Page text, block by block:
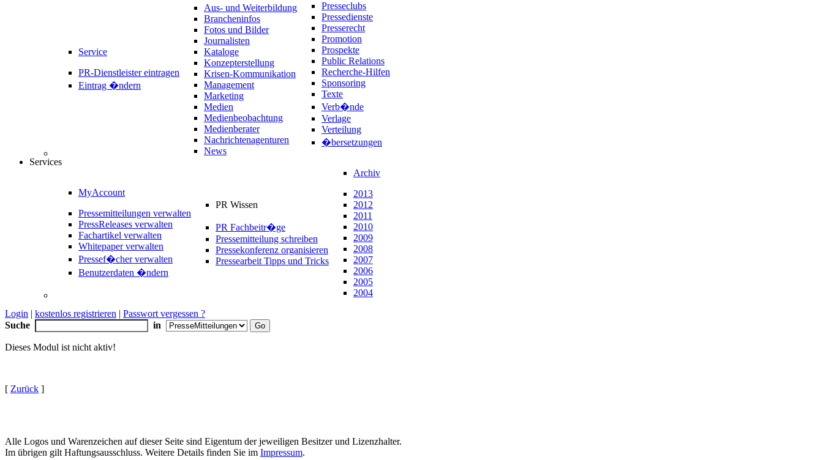
Service
PR-Dienstleister eintragen
Eintrag �ndern
Aus- und Weiterbildung
Brancheninfos
Fotos und Bilder
Journalisten
Kataloge
Konzepterstellung
Krisen-Kommunikation
Management
Marketing
Medien
Medienbeobachtung
Medienberater
Nachrichtenagenturen
News
Presseclubs
Pressedienste
Presserecht
Promotion
Prospekte
Public Relations
Recherche-Hilfen
Sponsoring
Texte
Verb�nde
Verlage
Verteilung
�bersetzungen
Services
MyAccount
Pressemitteilungen verwalten
PressReleases verwalten
Fachartikel verwalten
Whitepaper verwalten
Pressef�cher verwalten
Benutzerdaten �ndern
PR Wissen
PR Fachbeitr�ge
Pressemitteilung schreiben
Pressekonferenz organisieren
Pressearbeit Tipps und Tricks
Archiv
2013
2012
2011
2010
2009
2008
2007
2006
2005
2004
Login | kostenlos registrieren | Passwort vergessen ?
Suche
in
Dieses Modul ist nicht aktiv!
[ Zurück ]
Alle Logos und Warenzeichen auf dieser Seite sind Eigentum der jeweiligen Besitzer und Lizenzhalter.
Im übrigen gilt Haftungsausschluss. Weitere Details finden Sie im Impressum.